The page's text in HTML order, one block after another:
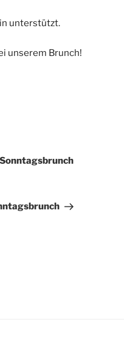
unterstützt.
unserem Brunch!